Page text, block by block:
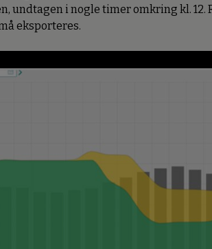
undtagen i nogle timer omkring kl. 12.
eksporteres.